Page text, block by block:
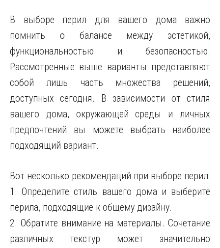
В выборе перил для вашего дома важно
помнить о балансе между эстетикой,
функциональностью и безопасностью.
Рассмотренные выше варианты представляют
собой лишь часть множества решений,
доступных сегодня. В зависимости от стиля
вашего дома, окружающей среды и личных
предпочтений вы можете выбрать наиболее
подходящий вариант.
Вот несколько рекомендаций при выборе перил:
1. Определите стиль вашего дома и выберите
перила, подходящие к общему дизайну.
2. Обратите внимание на материалы. Сочетание
различных текстур может значительно